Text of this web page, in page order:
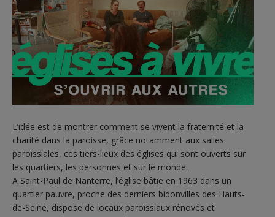
L’idée est de montrer comment se vivent la fraternité et la
charité dans la paroisse, grâce notamment aux salles
paroissiales, ces tiers-lieux des églises qui sont ouverts sur
les quartiers, les personnes et sur le monde.
A Saint-Paul de Nanterre, l’église bâtie en 1963 dans un
quartier pauvre, proche des derniers bidonvilles des Hauts-
de-Seine, dispose de locaux paroissiaux rénovés et